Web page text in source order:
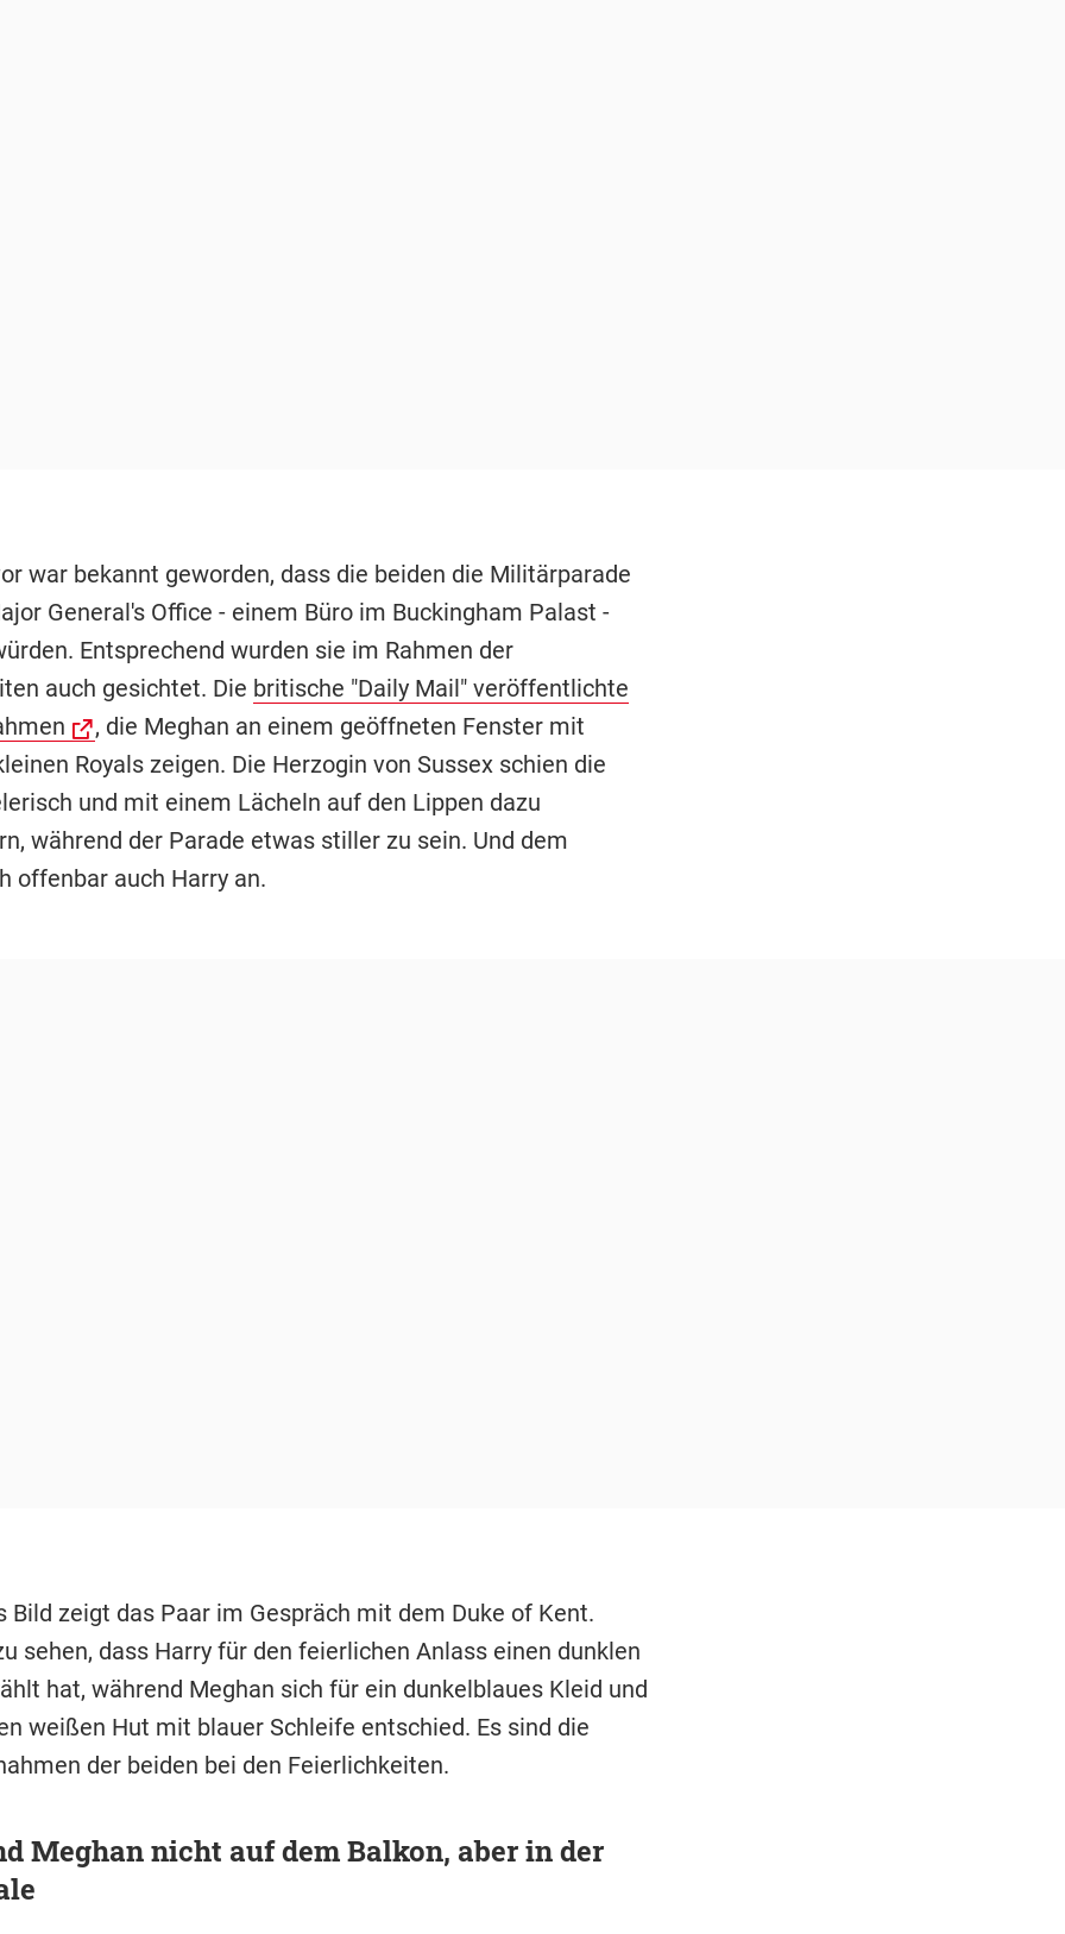
war bekannt geworden, dass die beiden die Militärparade
General's Office - einem Büro im Buckingham Palast -
Entsprechend wurden sie im Rahmen der
auch gesichtet. Die britische "Daily Mail" veröffentlichte
, die Meghan an einem geöffneten Fenster mit
Royals zeigen. Die Herzogin von Sussex schien die
und mit einem Lächeln auf den Lippen dazu
während der Parade etwas stiller zu sein. Und dem
offenbar auch Harry an.
Bild zeigt das Paar im Gespräch mit dem Duke of Kent.
sehen, dass Harry für den feierlichen Anlass einen dunklen
hat, während Meghan sich für ein dunkelblaues Kleid und
weißen Hut mit blauer Schleife entschied. Es sind die
der beiden bei den Feierlichkeiten.
Meghan nicht auf dem Balkon, aber in der